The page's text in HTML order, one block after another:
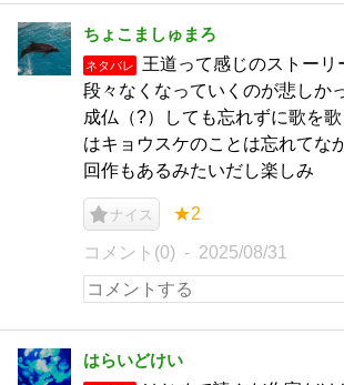
ちょこましゅまろ
ネタバレ
王道って感じのストー
段々なくなっていくのが悲し
成仏（?）しても忘れずに歌を
はキョウスケのことは忘れてな
回作もあるみたいだし楽しみ
ナイス ★2
コメント(0) 2025/08/31
はらいどけい